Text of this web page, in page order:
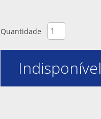
Quantidade
Indisponível